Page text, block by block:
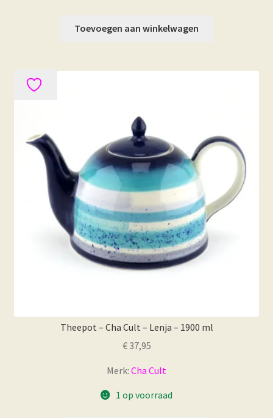
Toevoegen aan winkelwagen
Theepot – Cha Cult – Lenja – 1900 ml
€37,95
Merk: Cha Cult
1 op voorraad